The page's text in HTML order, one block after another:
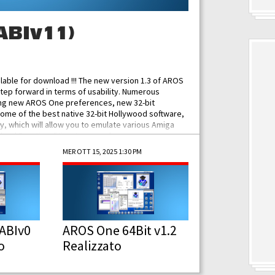
for download !!! The new version 1.3 of AROS
forward in terms of usability. Numerous
new AROS One preferences, new 32-bit
of the best native 32-bit Hollywood software,
which will allow you to emulate various Amiga
Functionalities: Improved...
MER OTT 15, 2025 1:30 PM
AROS One 64Bit v1.2
Realizzato